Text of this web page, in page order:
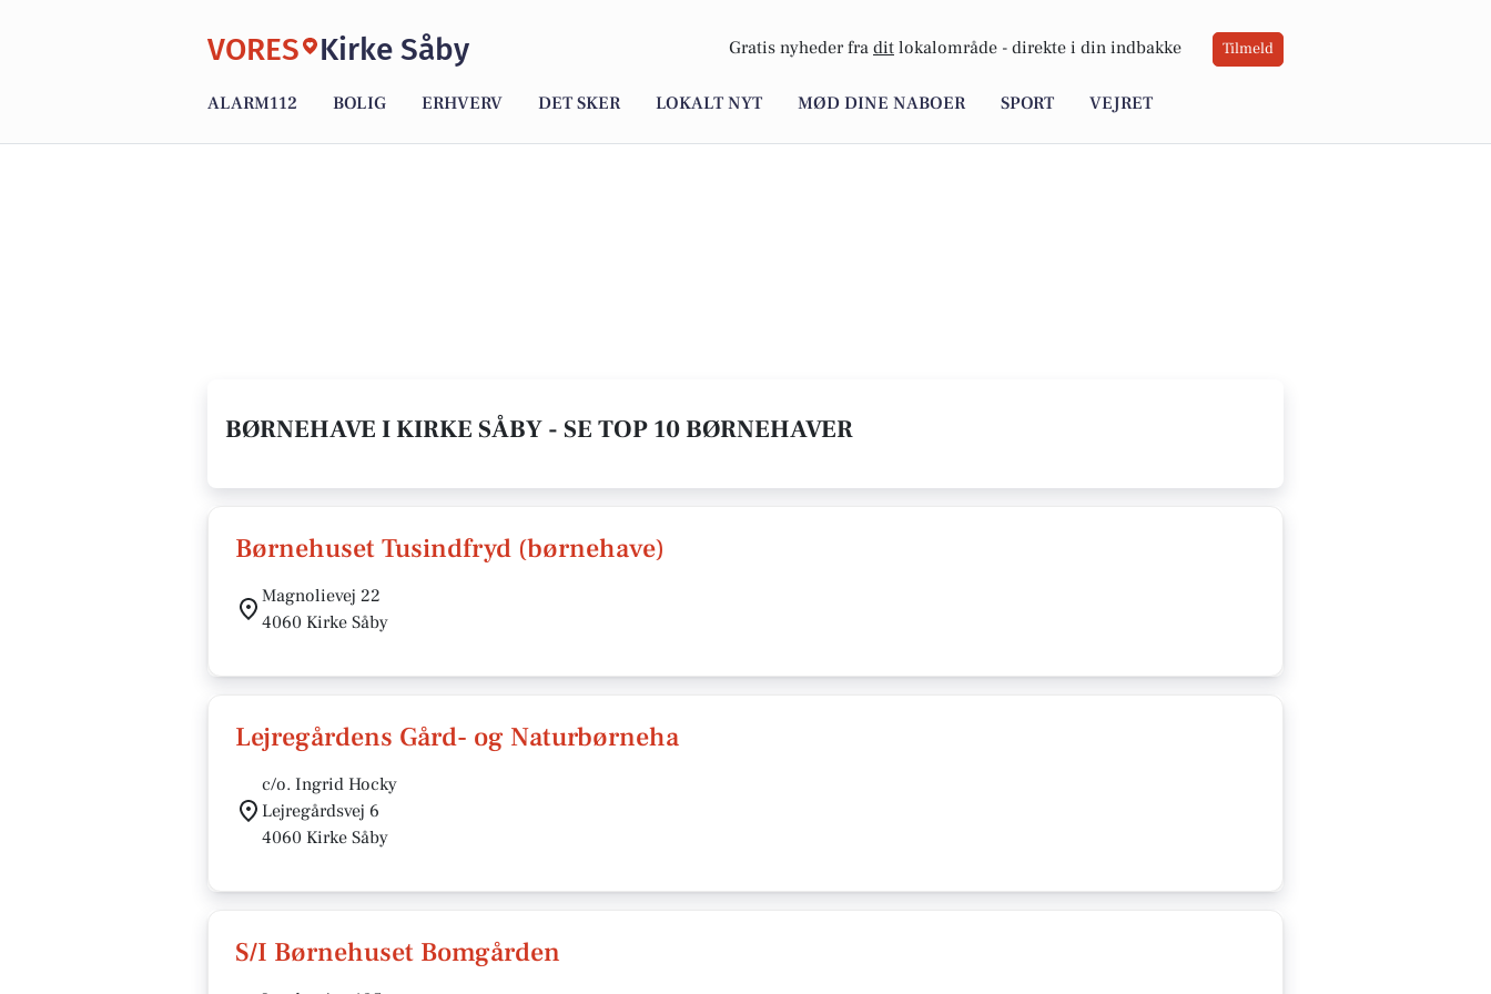
VORES Kirke Såby Gratis nyheder fra dit lokalområde - direkte i din indbakke Tilmeld
ALARM112 BOLIG ERHVERV DET SKER LOKALT NYT MØD DINE NABOER SPORT VEJRET
BØRNEHAVE I KIRKE SÅBY - SE TOP 10 BØRNEHAVER
Børnehuset Tusindfryd (børnehave)
Magnolievej 22
4060 Kirke Såby
Lejregårdens Gård- og Naturbørneha
c/o. Ingrid Hocky
Lejregårdsvej 6
4060 Kirke Såby
S/I Børnehuset Bomgården